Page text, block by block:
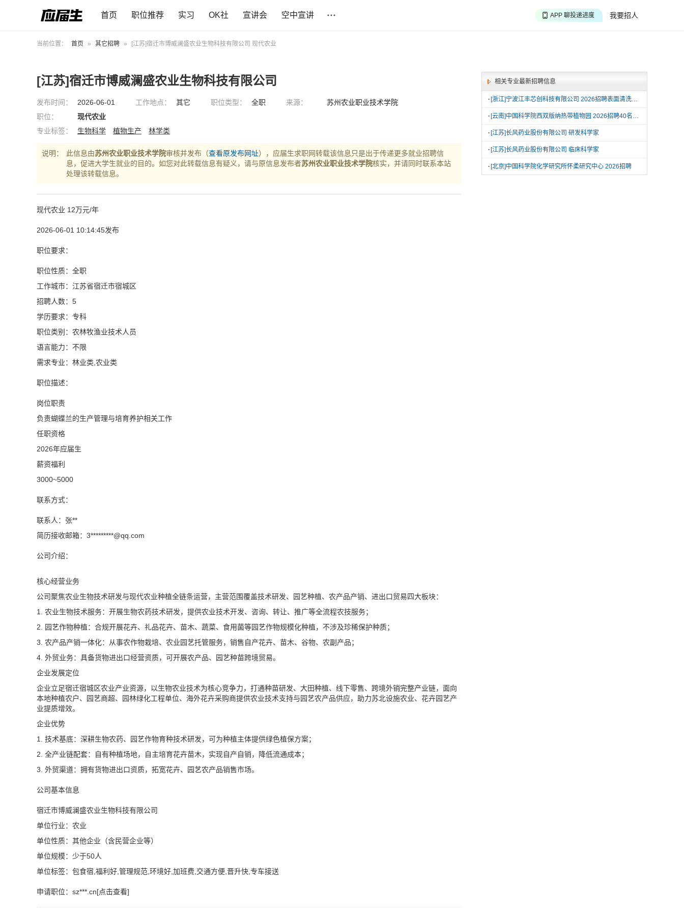
首页 职位推荐 实习 OK社 宣讲会 空中宣讲 我要招人
APP 聊投递进度
当前位置： 首页 » 其它招聘 » [江苏]宿迁市博威澜盛农业生物科技有限公司 现代农业
[江苏]宿迁市博威澜盛农业生物科技有限公司
发布时间： 2026-06-01 工作地点： 其它 职位类型： 全职 来源：
苏州农业职业技术学院
职位：
现代农业
专业标签：
生物科学 植物生产 林学类
说明： 此信息由苏州农业职业技术学院审核并发布（查看原发布网址），应届生求职网转载该信息只是出于传递更多就业招聘信
息，促进大学生就业的目的。如您对此转载信息有疑义，请与原信息发布者苏州农业职业技术学院核实，并请同时联系本站
处理该转载信息。
现代农业 12万元/年
2026-06-01 10:14:45发布
职位要求：
职位性质：全职
工作城市：江苏省宿迁市宿城区
招聘人数：5
学历要求：专科
职位类别：农林牧渔业技术人员
语言能力：不限
需求专业：林业类,农业类
职位描述：
岗位职责
负责蝴蝶兰的生产管理与培育养护相关工作
任职资格
2026年应届生
薪资福利
3000~5000
联系方式：
联系人：张**
简历接收邮箱：3*********@qq.com
公司介绍：
核心经营业务
公司聚焦农业生物技术研发与现代农业种植全链条运营，主营范围覆盖技术研发、园艺种植、农产品产销、进出口贸易四大板块：
1. 农业生物技术服务：开展生物农药技术研发，提供农业技术开发、咨询、转让、推广等全流程农技服务；
2. 园艺作物种植：合规开展花卉、礼品花卉、苗木、蔬菜、食用菌等园艺作物规模化种植，不涉及珍稀保护种质；
3. 农产品产销一体化：从事农作物栽培、农业园艺托管服务，销售自产花卉、苗木、谷物、农副产品；
4. 外贸业务：具备货物进出口经营资质，可开展农产品、园艺种苗跨境贸易。
企业发展定位
企业立足宿迁宿城区农业产业资源，以生物农业技术为核心竞争力，打通种苗研发、大田种植、线下零售、跨境外销完整产业链，面向
本地种植农户、园艺商超、园林绿化工程单位、海外花卉采购商提供农业技术支持与园艺农产品供应，助力苏北设施农业、花卉园艺产
业提质增效。
企业优势
1. 技术基底：深耕生物农药、园艺作物育种技术研发，可为种植主体提供绿色植保方案；
2. 全产业链配套：自有种植场地，自主培育花卉苗木，实现自产自销，降低流通成本；
3. 外贸渠道：拥有货物进出口资质，拓宽花卉、园艺农产品销售市场。
公司基本信息
宿迁市博威澜盛农业生物科技有限公司
单位行业：农业
单位性质：其他企业（含民营企业等）
单位规模：少于50人
单位标签：包食宿,福利好,管理规范,环境好,加班费,交通方便,晋升快,专车接送
申请职位： sz***.cn[点击查看]
相关专业最新招聘信息
· [浙江]宁波江丰芯创科技有限公司 2026招聘表面清洗作业员
· [云南]中国科学院西双版纳热带植物园 2026招聘40名博士后研究人员
· [江苏]长风药业股份有限公司 研发科学家
· [江苏]长风药业股份有限公司 临床科学家
· [北京]中国科学院化学研究所怀柔研究中心 2026招聘